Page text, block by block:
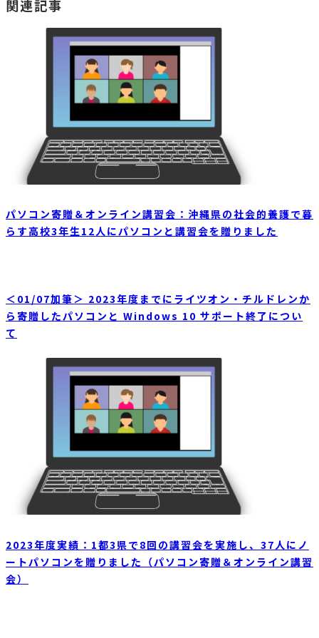
関連記事
パソコン寄贈＆オンライン講習会：沖縄県の社会的養護で暮
らす高校3年生12人にパソコンと講習会を贈りました
＜01/07加筆＞ 2023年度までにライツオン・チルドレンか
ら寄贈したパソコンと Windows 10 サポート終了につい
て
2023年度実績：1都3県で8回の講習会を実施し、37人にノ
ートパソコンを贈りました（パソコン寄贈＆オンライン講習
会）